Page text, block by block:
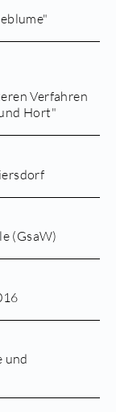
Verfahren
Hort"
(GsaW)
und